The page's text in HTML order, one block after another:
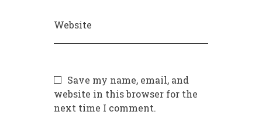
Website
Save my name, email, and
website in this browser for the
next time I comment.